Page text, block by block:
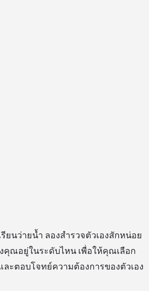
ยนว่ายน้ำ ลองสำรวจตัวเองสักหน่อย
คุณอยู่ในระดับไหน เพื่อให้คุณเลือก
ะตอบโจทย์ความต้องการของตัวเอง